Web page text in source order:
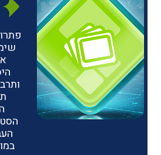
ALM
פתרון מתקדם לניהול,
שימור וחשיפה של
אוספי מורשת,
היסטוריה, אמנות
ותרבות, במגוון שפות,
תוך שמירה על
הטרמינולוגיה,
הסטנדרטים ותהליכי
העבודה הנדרשים
במוסדות המורשת.